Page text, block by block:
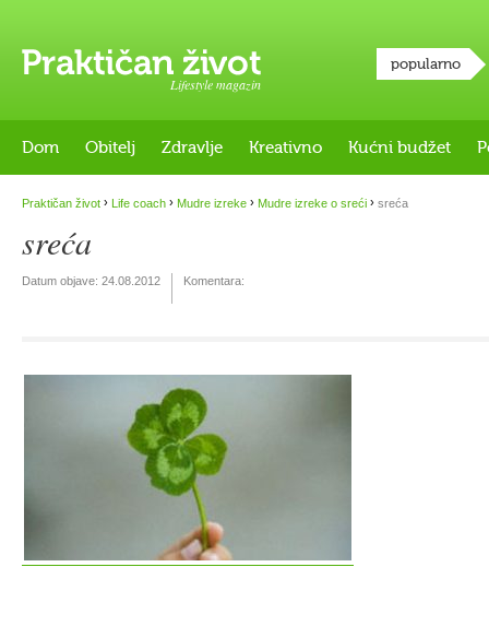
Lifestyle magazin
popularno
Dom Obitelj Zdravlje Kreativno Kućni budžet
Praktičan život › Life coach › Mudre izreke › Mudre izreke o sreći › sreća
sreća
Datum objave: 24.08.2012 Komentara: